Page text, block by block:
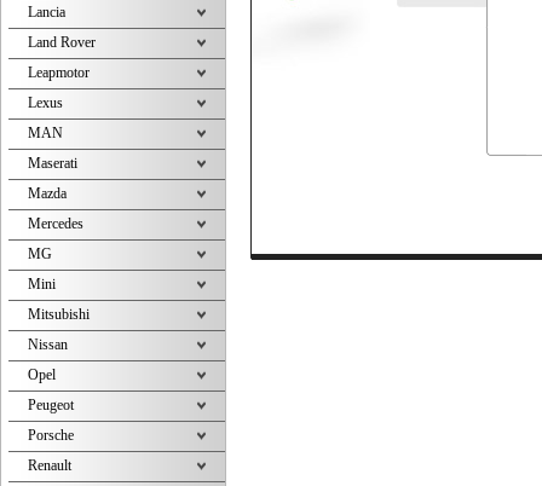
Lancia
Land Rover
Leapmotor
Lexus
MAN
Maserati
Mazda
Mercedes
MG
Mini
Mitsubishi
Nissan
Opel
Peugeot
Porsche
Renault